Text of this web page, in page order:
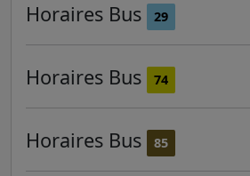
Horaires Bus 29
Horaires Bus 74
Horaires Bus 85